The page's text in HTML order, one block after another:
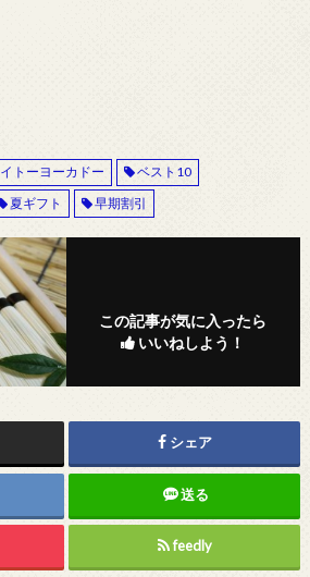
イトーヨーカドー
ベスト10
夏ギフト 早期割引
この記事が気に入ったら
いいねしよう！
シェア
送る
feedly